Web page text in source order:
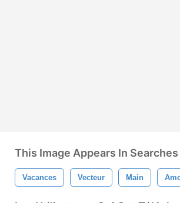
This Image Appears In Searches
Vacances Vecteur Main